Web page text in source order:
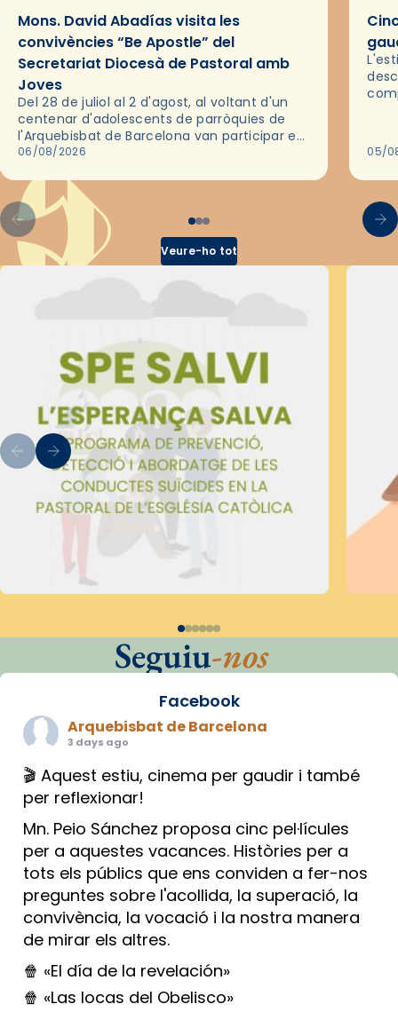
Mons. David Abadías visita les
convivències “Be Apostle” del
Secretariat Diocesà de Pastoral amb
Joves
Del 28 de juliol al 2 d'agost, al voltant d'un
centenar d'adolescents de parròquies de
l'Arquebisbat de Barcelona van participar en
les convivències Be Apostle, organitzades
06/08/2026 05/
Veure-ho tot
Seguiu-nos
Facebook
Arquebisbat de Barcelona
3 days ago
🎬 Aquest estiu, cinema per gaudir i també
per reflexionar!
Mn. Peio Sánchez proposa cinc pel·lícules
per a aquestes vacances. Històries per a
tots els públics que ens conviden a fer-nos
preguntes sobre l'acollida, la superació, la
convivència, la vocació i la nostra manera
de mirar els altres.
🍿 «El día de la revelación»
🍿 «Las locas del Obelisco»